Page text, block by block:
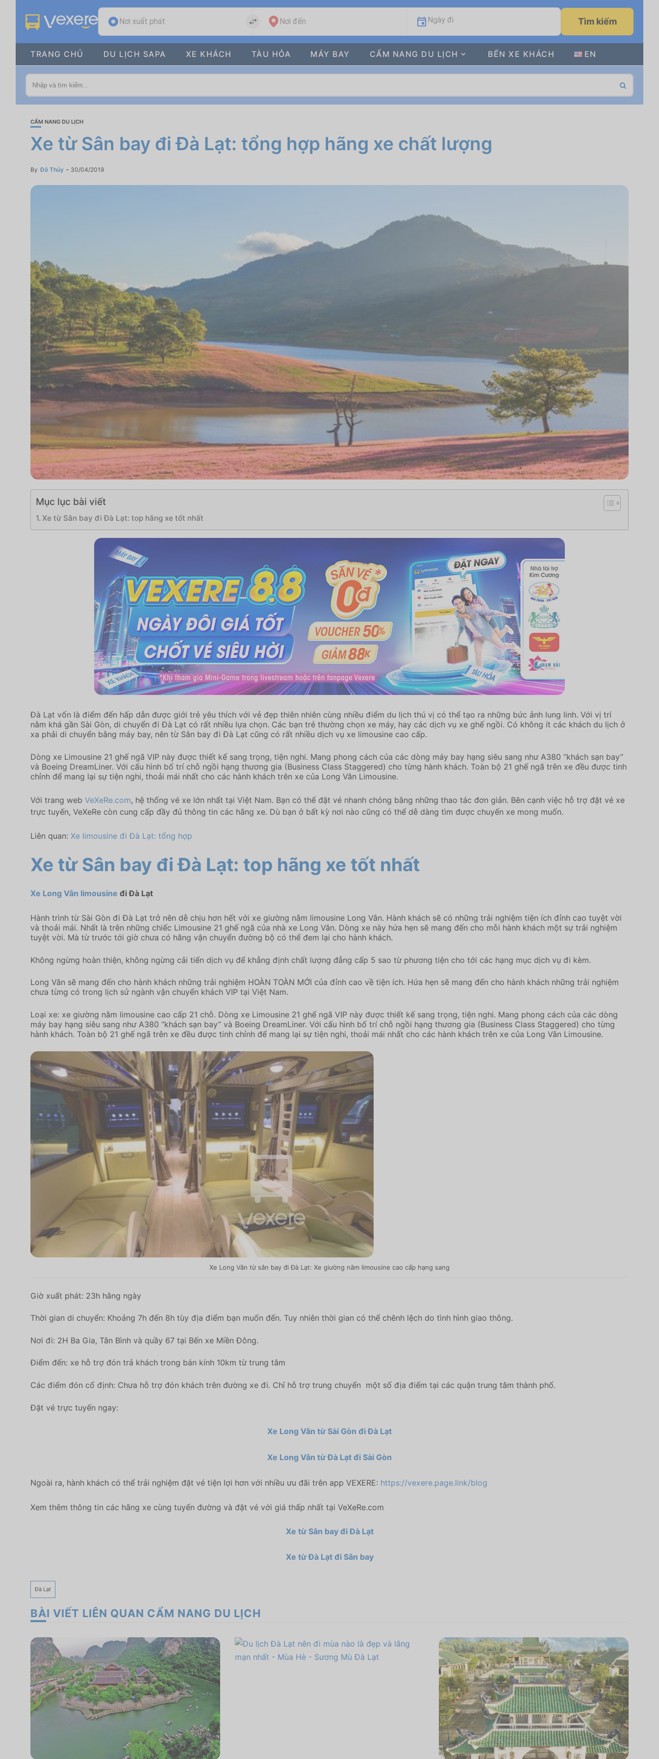
Nơi xuất phát Nơi đến Ngày đi Tìm kiếm
TRANG CHỦ DU LỊCH SAPA XE KHÁCH TÀU HỎA MÁY BAY CẨM NANG DU LỊCH BẾN XE KHÁCH EN
CẨM NANG DU LỊCH
Xe từ Sân bay đi Đà Lạt: tổng hợp hãng xe chất lượng
By Đỗ Thủy 30/04/2019
Mục lục bài viết
Xe từ Sân bay đi Đà Lạt: top hãng xe tốt nhất
Đà Lạt vốn là điểm đến hấp dẫn được giới trẻ yêu thích với vẻ đẹp thiên nhiên cùng nhiều điểm du lịch thú vị có thể tạo ra những bức ảnh lung linh. Với vị trí
nằm khá gần Sài Gòn, di chuyển đi Đà Lạt có rất nhiều lựa chọn. Các bạn trẻ thường chọn xe máy, hay các dịch vụ xe ghế ngồi. Có không ít các khách du lịch ở
xa phải di chuyển bằng máy bay, nên từ Sân bay đi Đà Lạt cũng có rất nhiều dịch vụ xe limousine cao cấp.
Dòng xe Limousine 21 ghế ngã VIP này được thiết kế sang trọng, tiện nghi. Mang phong cách của các dòng máy bay hạng siêu sang như A380 “khách sạn bay”
và Boeing DreamLiner. Với cấu hình bố trí chỗ ngồi hạng thương gia (Business Class Staggered) cho từng hành khách. Toàn bộ 21 ghế ngã trên xe đều được tinh
chỉnh để mang lại sự tiện nghi, thoải mái nhất cho các hành khách trên xe của Long Vân Limousine.
Với trang web VeXeRe.com, hệ thống vé xe lớn nhất tại Việt Nam. Bạn có thể đặt vé nhanh chóng bằng những thao tác đơn giản. Bên cạnh việc hỗ trợ đặt vé xe
trực tuyến, VeXeRe còn cung cấp đầy đủ thông tin các hãng xe. Dù bạn ở bất kỳ nơi nào cũng có thể dễ dàng tìm được chuyến xe mong muốn.
Liên quan: Xe limousine đi Đà Lạt: tổng hợp
Xe từ Sân bay đi Đà Lạt: top hãng xe tốt nhất
Xe Long Vân limousine đi Đà Lạt
Hành trình từ Sài Gòn đi Đà Lạt trở nên dễ chịu hơn hết với xe giường nằm limousine Long Vân. Hành khách sẽ có những trải nghiệm tiện ích đỉnh cao tuyệt vời
và thoải mái. Nhất là trên những chiếc Limousine 21 ghế ngã của nhà xe Long Vân. Dòng xe này hứa hẹn sẽ mang đến cho mỗi hành khách một sự trải nghiệm
tuyệt vời. Mà từ trước tới giờ chưa có hãng vận chuyển đường bộ có thể đem lại cho hành khách.
Không ngừng hoàn thiện, không ngừng cải tiến dịch vụ để khẳng định chất lượng đẳng cấp 5 sao từ phương tiện cho tới các hạng mục dịch vụ đi kèm.
Long Vân sẽ mang đến cho hành khách những trải nghiệm HOÀN TOÀN MỚI của đỉnh cao về tiện ích. Hứa hẹn sẽ mang đến cho hành khách những trải nghiệm
chưa từng có trong lịch sử ngành vận chuyển khách VIP tại Việt Nam.
Loại xe: xe giường nằm limousine cao cấp 21 chỗ. Dòng xe Limousine 21 ghế ngã VIP này được thiết kế sang trọng, tiện nghi. Mang phong cách của các dòng
máy bay hạng siêu sang như A380 “khách sạn bay” và Boeing DreamLiner. Với cấu hình bố trí chỗ ngồi hạng thương gia (Business Class Staggered) cho từng
hành khách. Toàn bộ 21 ghế ngã trên xe đều được tinh chỉnh để mang lại sự tiện nghi, thoải mái nhất cho các hành khách trên xe của Long Vân Limousine.
Xe Long Vân từ sân bay đi Đà Lạt: Xe giường nằm limousine cao cấp hạng sang
Giờ xuất phát: 23h hằng ngày
Thời gian di chuyển: Khoảng 7h đến 8h tùy địa điểm bạn muốn đến. Tuy nhiên thời gian có thể chênh lệch do tình hình giao thông.
Nơi đi: 2H Ba Gia, Tân Bình và quầy 67 tại Bến xe Miền Đông.
Điểm đến: xe hỗ trợ đón trả khách trong bán kính 10km từ trung tâm
Các điểm đón cố định: Chưa hỗ trợ đón khách trên đường xe đi. Chỉ hỗ trợ trung chuyển một số địa điểm tại các quận trung tâm thành phố.
Đặt vé trực tuyến ngay:
Xe Long Vân từ Sài Gòn đi Đà Lạt
Xe Long Vân từ Đà Lạt đi Sài Gòn
Ngoài ra, hành khách có thể trải nghiệm đặt vé tiện lợi hơn với nhiều ưu đãi trên app VEXERE: https://vexere.page.link/blog
Xem thêm thông tin các hãng xe cùng tuyến đường và đặt vé với giá thấp nhất tại VeXeRe.com
Xe từ Sân bay đi Đà Lạt
Xe từ Đà Lạt đi Sân bay
Đà Lạt
BÀI VIẾT LIÊN QUAN CẨM NANG DU LỊCH